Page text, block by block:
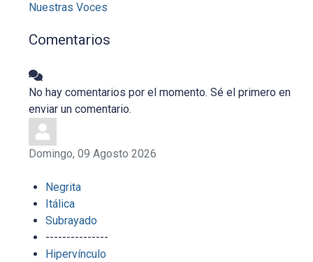
Nuestras Voces
Comentarios
No hay comentarios por el momento. Sé el primero en
enviar un comentario.
Domingo, 09 Agosto 2026
Negrita
Itálica
Subrayado
---------------
Hipervínculo